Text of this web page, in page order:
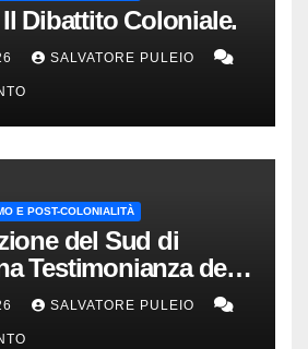
Dibattito Coloniale.
SALVATORE PULEIO
E POST-COLONIALITÀ
del Sud di
Testimonianza del
SALVATORE PULEIO